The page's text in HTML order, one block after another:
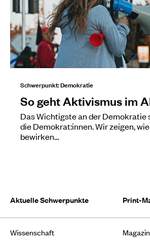
Schwerpunkt: Demokratie
So geht Aktivismus im
Das Wichtigste an der Demokratie
die Demokrat:innen. Wir zeigen,
bewirken…
Aktuelle Schwerpunkte
Wissenschaft
Print-